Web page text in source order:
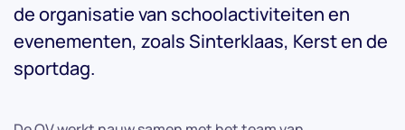
de organisatie van schoolactiviteiten en
evenementen, zoals Sinterklaas, Kerst en de
sportdag.